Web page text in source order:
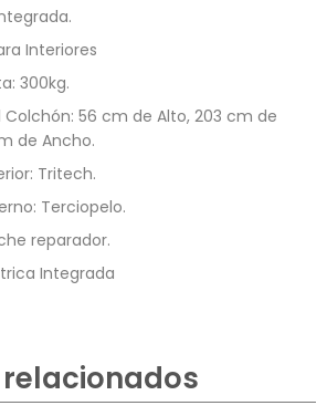
Interiores
300kg.
Colchón: 56 cm de Alto, 203 cm de
de Ancho.
Tritech.
Terciopelo.
reparador.
Integrada